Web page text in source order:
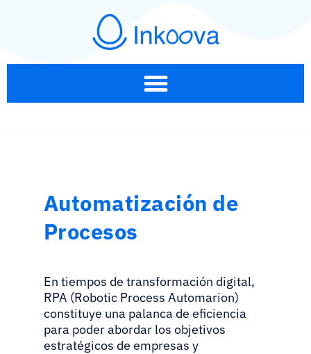
Automatización de
Procesos
En tiempos de transformación digital,
RPA (Robotic Process Automarion)
constituye una palanca de eficiencia
para poder abordar los objetivos
estratégicos de empresas y